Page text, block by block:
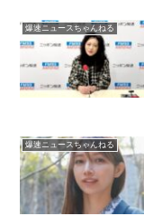
爆速ニュースちゃんねる
爆速ニュースちゃんねる